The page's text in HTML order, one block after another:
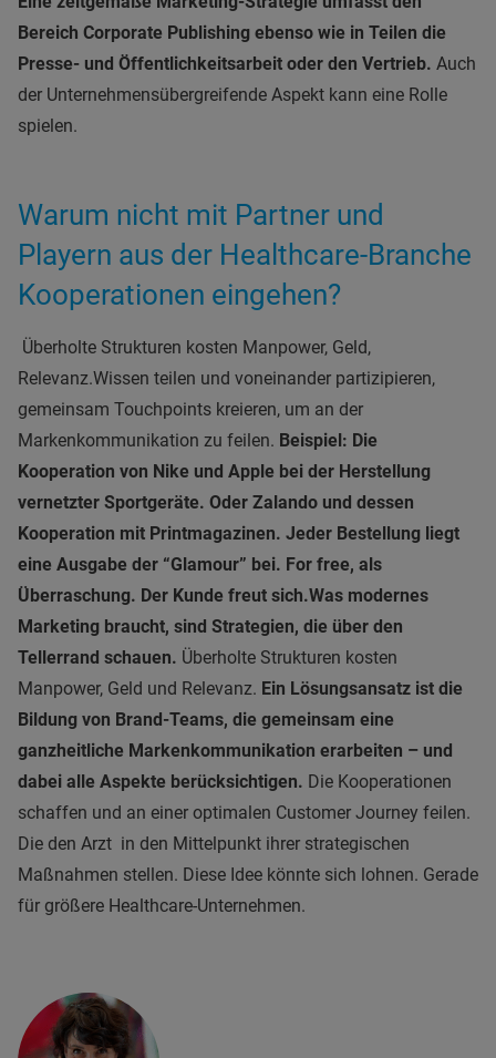
Bereich Corporate Publishing ebenso wie in Teilen die
Presse- und Öffentlichkeitsarbeit oder den Vertrieb. Auch
der Unternehmensübergreifende Aspekt kann eine Rolle
spielen.
Warum nicht mit Partner und
Playern aus der Healthcare-Branche
Kooperationen eingehen?
Überholte Strukturen kosten Manpower, Geld,
Relevanz.Wissen teilen und voneinander partizipieren,
gemeinsam Touchpoints kreieren, um an der
Markenkommunikation zu feilen. Beispiel: Die
Kooperation von Nike und Apple bei der Herstellung
vernetzter Sportgeräte. Oder Zalando und dessen
Kooperation mit Printmagazinen. Jeder Bestellung liegt
eine Ausgabe der “Glamour” bei. For free, als
Überraschung. Der Kunde freut sich.Was modernes
Marketing braucht, sind Strategien, die über den
Tellerrand schauen. Überholte Strukturen kosten
Manpower, Geld und Relevanz. Ein Lösungsansatz ist die
Bildung von Brand-Teams, die gemeinsam eine
ganzheitliche Markenkommunikation erarbeiten – und
dabei alle Aspekte berücksichtigen. Die Kooperationen
schaffen und an einer optimalen Customer Journey feilen.
Die den Arzt in den Mittelpunkt ihrer strategischen
Maßnahmen stellen. Diese Idee könnte sich lohnen. Gerade
für größere Healthcare-Unternehmen.